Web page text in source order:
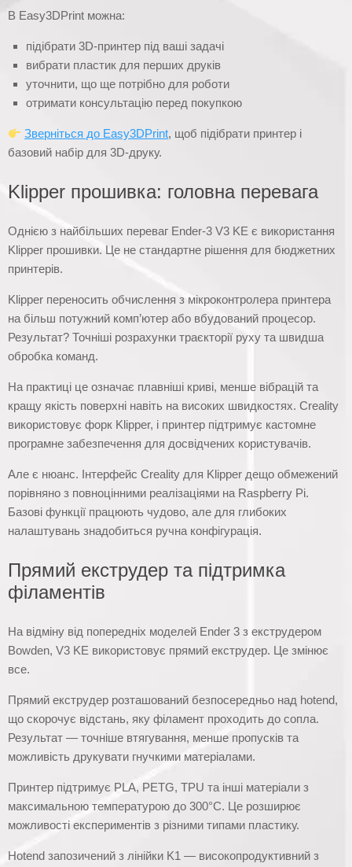
В Easy3DPrint можна:
підібрати 3D-принтер під ваші задачі
вибрати пластик для перших друків
уточнити, що ще потрібно для роботи
отримати консультацію перед покупкою
Зверніться до Easy3DPrint, щоб підібрати принтер і
базовий набір для 3D-друку.
Klipper прошивка: головна перевага
Однією з найбільших переваг Ender-3 V3 KE є використання
Klipper прошивки. Це не стандартне рішення для бюджетних
принтерів.
Klipper переносить обчислення з мікроконтролера принтера
на більш потужний комп’ютер або вбудований процесор.
Результат? Точніші розрахунки траєкторії руху та швидша
обробка команд.
На практиці це означає плавніші криві, менше вібрацій та
кращу якість поверхні навіть на високих швидкостях. Creality
використовує форк Klipper, і принтер підтримує кастомне
програмне забезпечення для досвідчених користувачів.
Але є нюанс. Інтерфейс Creality для Klipper дещо обмежений
порівняно з повноцінними реалізаціями на Raspberry Pi.
Базові функції працюють чудово, але для глибоких
налаштувань знадобиться ручна конфігурація.
Прямий екструдер та підтримка
філаментів
На відміну від попередніх моделей Ender 3 з екструдером
Bowden, V3 KE використовує прямий екструдер. Це змінює
все.
Прямий екструдер розташований безпосередньо над hotend,
що скорочує відстань, яку філамент проходить до сопла.
Результат — точніше втягування, менше пропусків та
можливість друкувати гнучкими матеріалами.
Принтер підтримує PLA, PETG, TPU та інші матеріали з
максимальною температурою до 300°C. Це розширює
можливості експериментів з різними типами пластику.
Hotend запозичений з лінійки K1 — високопродуктивний з